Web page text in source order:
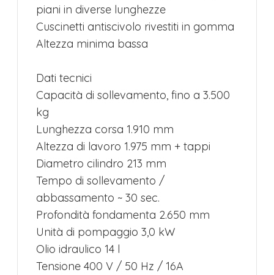
piani in diverse lunghezze
Cuscinetti antiscivolo rivestiti in gomma
Altezza minima bassa
Dati tecnici
Capacità di sollevamento, fino a 3.500
kg
Lunghezza corsa 1.910 mm
Altezza di lavoro 1.975 mm + tappi
Diametro cilindro 213 mm
Tempo di sollevamento /
abbassamento ~ 30 sec.
Profondità fondamenta 2.650 mm
Unità di pompaggio 3,0 kW
Olio idraulico 14 l
Tensione 400 V / 50 Hz / 16A